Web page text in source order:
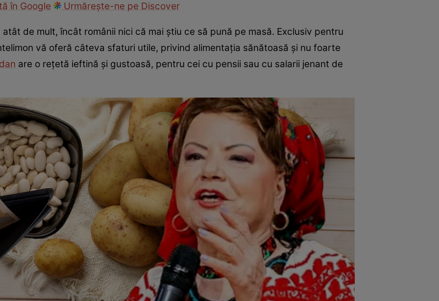
în Google Urmărește-ne pe Discover
de mult, încât românii nici că mai știu ce să pună pe masă. Exclusiv pentru
vă oferă câteva sfaturi utile, privind alimentația sănătoasă și nu foarte
are o rețetă ieftină și gustoasă, pentru cei cu pensii sau cu salarii jenant de